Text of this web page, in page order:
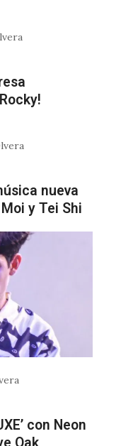
nueva
y Tei Shi
con Neon